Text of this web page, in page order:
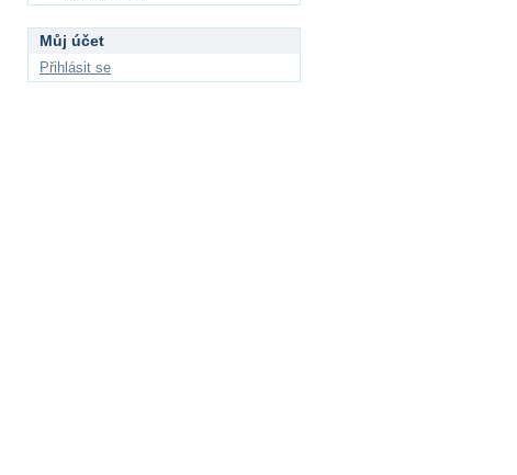
Můj účet
Přihlásit se